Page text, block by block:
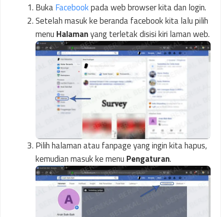
BukaFacebookpada web browser kita dan login.
Setelah masuk ke beranda facebook kita lalu pilih
menu Halamanyang terletak disisi kiri laman web.
Pilih halaman atau fanpage yang ingin kita hapus,
kemudian masuk ke menu Pengaturan.